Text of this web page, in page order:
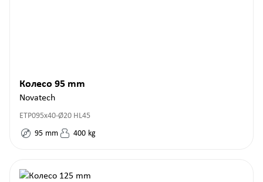
Колесо 95 mm
Novatech
ETP095x40-Ø20 HL45
95 mm 400 kg